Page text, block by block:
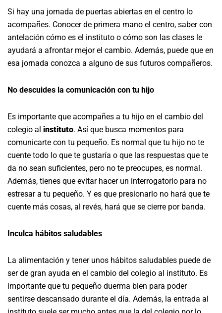
Si hay una jornada de puertas abiertas en el centro lo
acompañes. Conocer de primera mano el centro, saber con
antelación cómo es el instituto o cómo son las clases le
ayudará a afrontar mejor el cambio. Además, puede que en
esa jornada conozca a alguno de sus futuros compañeros.
No descuides la comunicación con tu hijo
Es importante que acompañes a tu hijo en el cambio del
colegio al instituto. Así que busca momentos para
comunicarte con tu pequeño. Es normal que tu hijo no te
cuente todo lo que te gustaría o que las respuestas que te
da no sean suficientes, pero no te preocupes, es normal.
Además, tienes que evitar hacer un interrogatorio para no
estresar a tu pequeño. Y es que presionarlo no hará que te
cuente más cosas, al revés, hará que se cierre por banda.
Inculca hábitos saludables
La alimentación y tener unos hábitos saludables puede de
ser de gran ayuda en el cambio del colegio al instituto. Es
importante que tu pequeño duerma bien para poder
sentirse descansado durante el día. Además, la entrada al